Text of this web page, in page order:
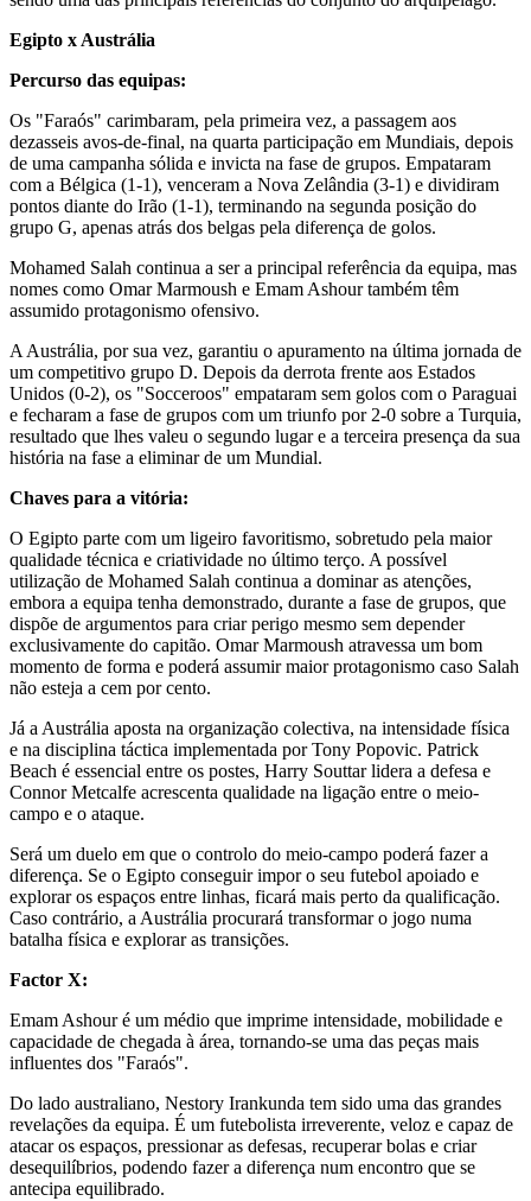
Egipto x Austrália
Percurso das equipas:
Os "Faraós" carimbaram, pela primeira vez, a passagem aos
dezasseis avos-de-final, na quarta participação em Mundiais, depois
de uma campanha sólida e invicta na fase de grupos. Empataram
com a Bélgica (1-1), venceram a Nova Zelândia (3-1) e dividiram
pontos diante do Irão (1-1), terminando na segunda posição do
grupo G, apenas atrás dos belgas pela diferença de golos.
Mohamed Salah continua a ser a principal referência da equipa, mas
nomes como Omar Marmoush e Emam Ashour também têm
assumido protagonismo ofensivo.
A Austrália, por sua vez, garantiu o apuramento na última jornada de
um competitivo grupo D. Depois da derrota frente aos Estados
Unidos (0-2), os "Socceroos" empataram sem golos com o Paraguai
e fecharam a fase de grupos com um triunfo por 2-0 sobre a Turquia,
resultado que lhes valeu o segundo lugar e a terceira presença da sua
história na fase a eliminar de um Mundial.
Chaves para a vitória:
O Egipto parte com um ligeiro favoritismo, sobretudo pela maior
qualidade técnica e criatividade no último terço. A possível
utilização de Mohamed Salah continua a dominar as atenções,
embora a equipa tenha demonstrado, durante a fase de grupos, que
dispõe de argumentos para criar perigo mesmo sem depender
exclusivamente do capitão. Omar Marmoush atravessa um bom
momento de forma e poderá assumir maior protagonismo caso Salah
não esteja a cem por cento.
Já a Austrália aposta na organização colectiva, na intensidade física
e na disciplina táctica implementada por Tony Popovic. Patrick
Beach é essencial entre os postes, Harry Souttar lidera a defesa e
Connor Metcalfe acrescenta qualidade na ligação entre o meio-
campo e o ataque.
Será um duelo em que o controlo do meio-campo poderá fazer a
diferença. Se o Egipto conseguir impor o seu futebol apoiado e
explorar os espaços entre linhas, ficará mais perto da qualificação.
Caso contrário, a Austrália procurará transformar o jogo numa
batalha física e explorar as transições.
Factor X:
Emam Ashour é um médio que imprime intensidade, mobilidade e
capacidade de chegada à área, tornando-se uma das peças mais
influentes dos "Faraós".
Do lado australiano, Nestory Irankunda tem sido uma das grandes
revelações da equipa. É um futebolista irreverente, veloz e capaz de
atacar os espaços, pressionar as defesas, recuperar bolas e criar
desequilíbrios, podendo fazer a diferença num encontro que se
antecipa equilibrado.